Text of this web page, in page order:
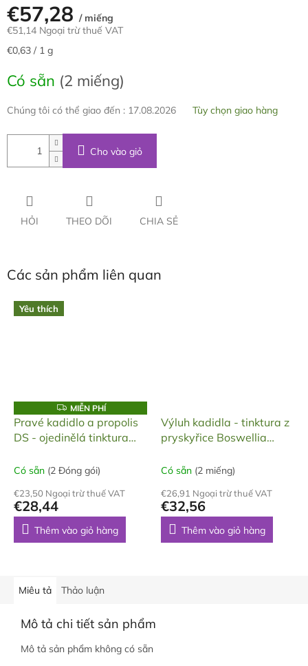
€57,28 / miếng
€51,14 Ngoại trừ thuế VAT
Giá
lường:
€0,63 / 1 g
Có sẵn (2 miếng)
Chúng tôi có thể giao đến : 17.08.2026 Tùy chọn giao hàng
Cho vào giỏ
HỎI THEO DÕI CHIA SẺ
Các sản phẩm liên quan
Yêu thích
M
I
Ễ
N
Í
MIỄN PHÍ
Pravé kadidlo a propolis
DS - ojedinělá tinktura
Có sẵn (2 Đóng gói)
€23,50 Ngoại trừ thuế VAT
€28,44
Thêm vào giỏ hàng
Výluh kadidla - tinktura z
pryskyřice Boswellia
Có sẵn (2 miếng)
€26,91 Ngoại trừ thuế VAT
€32,56
Thêm vào giỏ hàng
Miêu tả Thảo luận
Mô tả chi tiết sản phẩm
Mô tả sản phẩm không có sẵn